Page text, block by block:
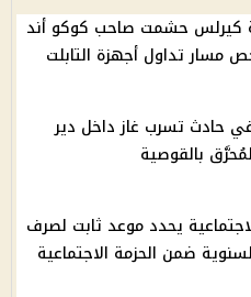
كيرلس حشمت صاحب كوكو أند
مسار تداول أجهزة التابلت
حادث تسرب غاز داخل دير
بالقوصية
يحدد موعد ثابت لصرف
ضمن الحزمة الاجتماعية